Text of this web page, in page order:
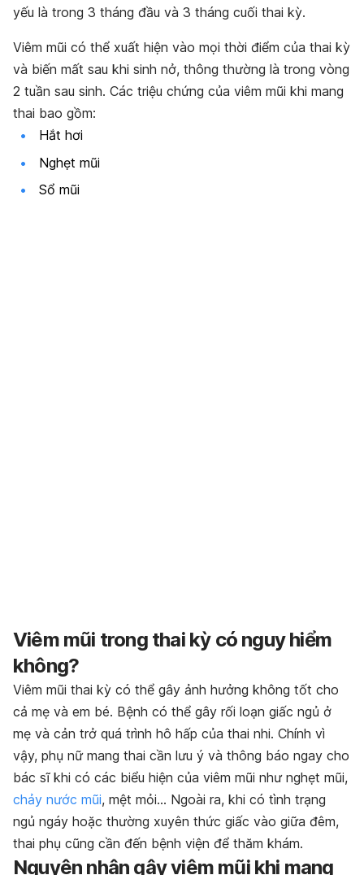
yếu là trong 3 tháng đầu và 3 tháng cuối thai kỳ.
Viêm mũi có thể xuất hiện vào mọi thời điểm của thai kỳ
và biến mất sau khi sinh nở, thông thường là trong vòng
2 tuần sau sinh. Các triệu chứng của viêm mũi khi mang
thai bao gồm:
Hắt hơi
Nghẹt mũi
Sổ mũi
Viêm mũi trong thai kỳ có nguy hiểm
không?
Viêm mũi thai kỳ có thể gây ảnh hưởng không tốt cho
cả mẹ và em bé. Bệnh có thể gây rối loạn giấc ngủ ở
mẹ và cản trở quá trình hô hấp của thai nhi. Chính vì
vậy, phụ nữ mang thai cần lưu ý và thông báo ngay cho
bác sĩ khi có các biểu hiện của viêm mũi như nghẹt mũi,
chảy nước mũi, mệt mỏi… Ngoài ra, khi có tình trạng
ngủ ngáy hoặc thường xuyên thức giấc vào giữa đêm,
thai phụ cũng cần đến bệnh viện để thăm khám.
Nguyên nhân gây viêm mũi khi mang